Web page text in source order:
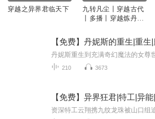
穿越之异界君临天下
九转凡尘丨穿越古代
丨多播丨穿越炼丹丨
【免费】丹妮斯的重生|重生
210 3673
【免费】异界狂君|特工|异